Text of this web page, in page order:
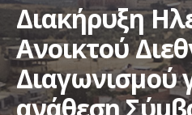
Διακήρυξη
Ανοικτού
Διαγωνισμού